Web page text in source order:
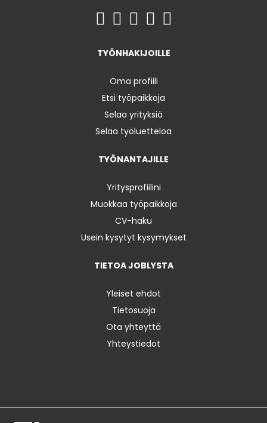
TYÖNHAKIJOILLE
Oma profiili
Etsi työpaikkoja
Selaa yrityksiä
Selaa työluetteloa
TYÖNANTAJILLE
Yritysprofiilini
Muokkaa työpaikkoja
CV-haku
Usein kysytyt kysymykset
TIETOA JOBLYSTA
Yleiset ehdot
Tietosuoja
Ota yhteyttä
Yhteystiedot